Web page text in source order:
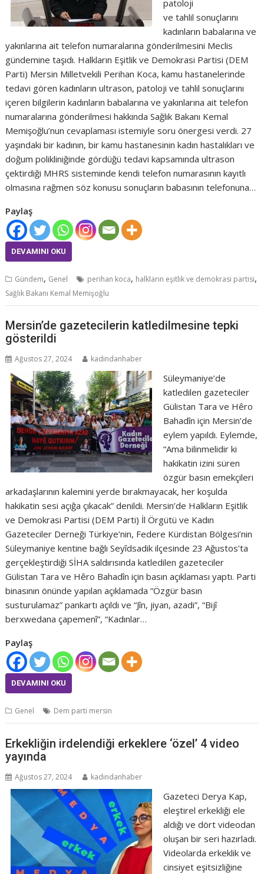
patoloji
ve tahlil sonuçlarını
kadınların babalarına ve
yakınlarına ait telefon numaralarına gönderilmesini Meclis
gündemine taşıdı. Halkların Eşitlik ve Demokrasi Partisi (DEM
Parti) Mersin Milletvekili Perihan Koca, kamu hastanelerinde
tedavi gören kadınların ultrason, patoloji ve tahlil sonuçlarını
içeren bilgilerin kadınların babalarına ve yakınlarına ait telefon
numaralarına gönderilmesi hakkında Sağlık Bakanı Kemal
Memişoğlu’nun cevaplaması istemiyle soru önergesi verdi. 27
yaşındaki bir kadının, bir kamu hastanesinin kadın hastalıkları ve
doğum polikliniğinde gördüğü tedavi kapsamında ultrason
çektirdiği MHRS sisteminde kendi telefon numarasının kayıtlı
olmasına rağmen söz konusu sonuçların babasının telefonuna…
Paylaş
DEVAMINI OKU
Gündem, Genel perihan koca, halkların eşitlik ve demokrasi partisi,
Sağlık Bakanı Kemal Memişoğlu
Mersin’de gazetecilerin katledilmesine tepki
gösterildi
Ağustos 27, 2024 kadindanhaber
Süleymaniye’de
katledilen gazeteciler
Gülistan Tara ve Hêro
Bahadîn için Mersin’de
eylem yapıldı. Eylemde,
“Ama bilinmelidir ki
hakikatin izini süren
özgür basın emekçileri
arkadaşlarının kalemini yerde bırakmayacak, her koşulda
hakikatin sesi açığa çıkacak” denildi. Mersin’de Halkların Eşitlik
ve Demokrasi Partisi (DEM Parti) İl Örgütü ve Kadın
Gazeteciler Derneği Türkiye’nin, Federe Kürdistan Bölgesi’nin
Süleymaniye kentine bağlı Seyîdsadik ilçesinde 23 Ağustos’ta
gerçekleştirdiği SİHA saldırısında katledilen gazeteciler
Gülistan Tara ve Hêro Bahadîn için basın açıklaması yaptı. Parti
binasının önünde yapılan açıklamada “Özgür basın
susturulamaz” pankartı açıldı ve “Jîn, jiyan, azadi”, “Bijî
berxwedana çapemenî”, “Kadınlar…
Paylaş
DEVAMINI OKU
Genel Dem parti mersin
Erkekliğin irdelendiği erkeklere ‘özel’ 4 video
yayında
Ağustos 27, 2024 kadindanhaber
Gazeteci Derya Kap,
eleştirel erkekliği ele
aldığı ve dört videodan
oluşan bir seri hazırladı.
Videolarda erkeklik ve
cinsiyet eşitsizliğine